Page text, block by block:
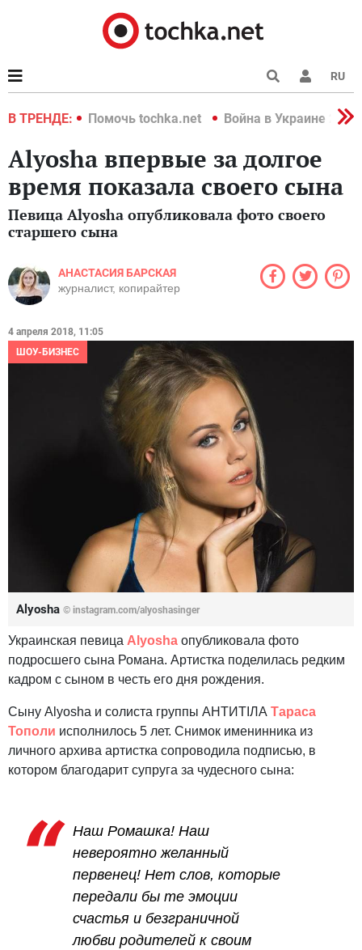
RU
В ТРЕНДЕ:
2022 Помочь tochka.net Война в Украине 2022
Alyosha впервые за долгое
время показала своего сына
Певица Alyosha опубликовала фото своего
старшего сына
АНАСТАСИЯ БАРСКАЯ
журналист, копирайтер
4 апреля 2018, 11:05
ШОУ-БИЗНЕС
Alyosha © instagram.com/alyoshasinger
Украинская певица Alyosha опубликовала фото
подросшего сына Романа. Артистка поделилась редким
кадром с сыном в честь его дня рождения.
Сыну Alyosha и солиста группы АНТИТІЛА Тараса
Тополи исполнилось 5 лет. Снимок именинника из
личного архива артистка сопроводила подписью, в
котором благодарит супруга за чудесного сына:
Наш Ромашка! Наш
невероятно желанный
первенец! Нет слов, которые
передали бы те эмоции
счастья и безграничной
любви родителей к своим